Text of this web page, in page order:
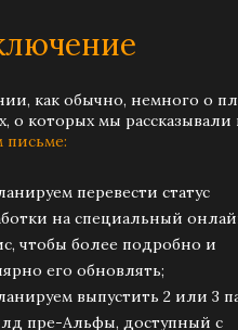
как обычно, немного о
о которых мы рассказывали
письме:
перевести статус
на специальный
чтобы более подробно и
его обновлять;
выпустить 2 или 3
пре-Альфы, доступный с